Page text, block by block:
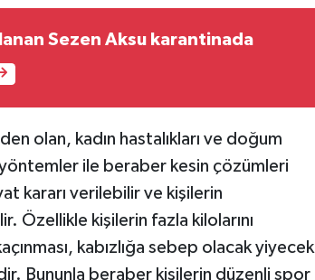
Sezen Aksu karantinada
olan, kadın hastalıkları ve doğum
ile beraber kesin çözümleri
kararı verilebilir ve kişilerin
Özellikle kişilerin fazla kilolarını
kabızlığa sebep olacak yiyecek
Bununla beraber kişilerin düzenli spor